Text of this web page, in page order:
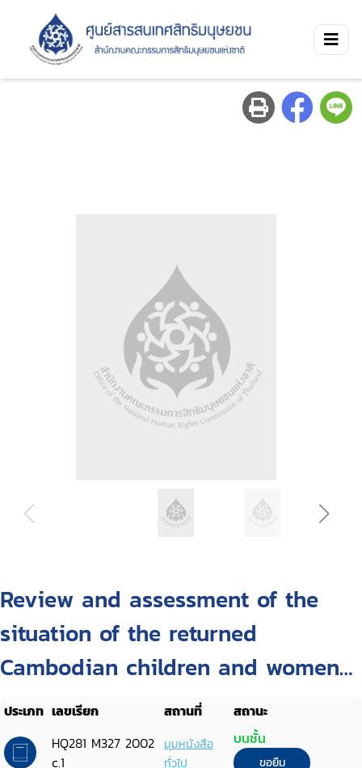
Review and assessment of the
situation of the returned
Cambodian children and women
trafficking to Thailand : and of the
assistance and reintegration
ประเภท เลขเรียก สถานที่
สถานะ
HQ281 M327 2002
c.1
มุมหนังสือ
ทั่วไป
บนชั้น
ขอยืม